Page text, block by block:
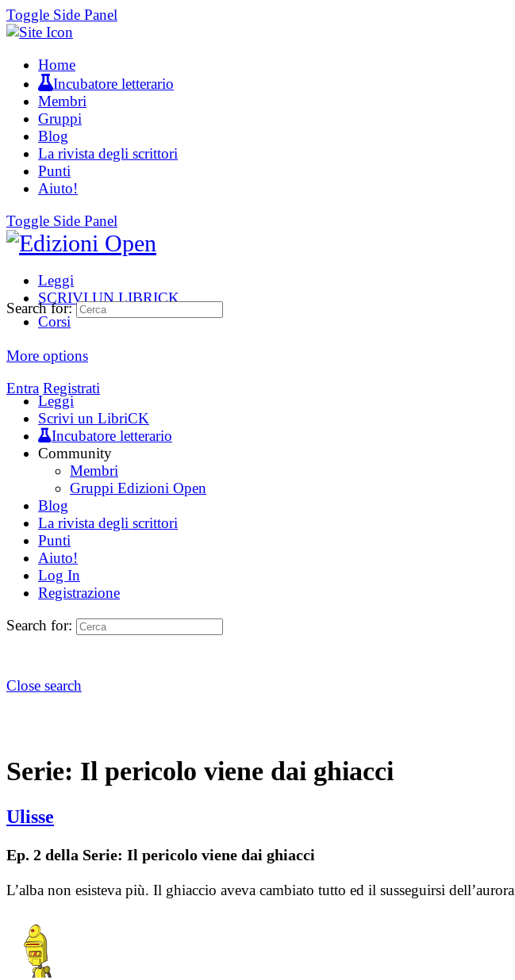
Toggle Side Panel
Home
Incubatore letterario
Membri
Gruppi
Blog
La rivista degli scrittori
Punti
Aiuto!
Toggle Side Panel
Leggi
SCRIVI UN LIBRICK
Corsi
More options
Entra Registrati
Search for:
Leggi
Scrivi un LibriCK
Incubatore letterario
Community
Membri
Gruppi Edizioni Open
Blog
La rivista degli scrittori
Punti
Aiuto!
Log In
Registrazione
Search for:
Close search
Serie: Il pericolo viene dai ghiacci
Ulisse
Ep. 2 della Serie: Il pericolo viene dai ghiacci
L’alba non esisteva più. Il ghiaccio aveva cambiato tutto ed il susseguirsi